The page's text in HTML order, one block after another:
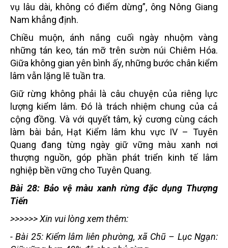
vụ lâu dài, không có điểm dừng”, ông Nông Giang
Nam khẳng định.
Chiều muộn, ánh nắng cuối ngày nhuộm vàng
những tán keo, tán mỡ trên sườn núi Chiêm Hóa.
Giữa không gian yên bình ấy, những bước chân kiểm
lâm vẫn lặng lẽ tuần tra.
Giữ rừng không phải là câu chuyện của riêng lực
lượng kiểm lâm. Đó là trách nhiệm chung của cả
cộng đồng. Và với quyết tâm, kỷ cương cùng cách
làm bài bản, Hạt Kiểm lâm khu vực IV – Tuyên
Quang đang từng ngày giữ vững màu xanh nơi
thượng nguồn, góp phần phát triển kinh tế lâm
nghiệp bền vững cho Tuyên Quang.
Bài 28: Bảo vệ màu xanh rừng đặc dụng Thượng
Tiến
>>>>>> Xin vui lòng xem thêm:
-Bài 25: Kiểm lâm liên phường, xã Chũ – Lục Ngạn: